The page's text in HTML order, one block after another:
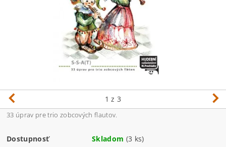
1 z 3
33 úprav pre trio zobcových flautov.
Dostupnosť Skladom (3 ks)